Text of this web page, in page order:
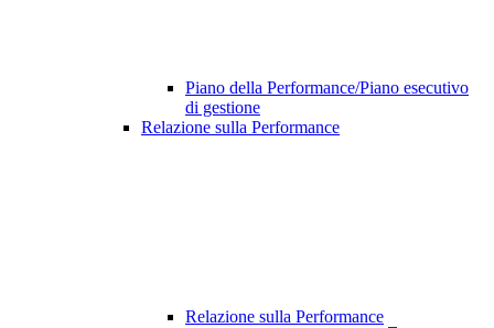
Piano della Performance/Piano esecutivo
di gestione
Relazione sulla Performance
Relazione sulla Performance